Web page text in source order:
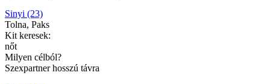
Sinyi (23)
Tolna, Paks
Kit keresek:
nőt
Milyen célból?
Szexpartner hosszú távra